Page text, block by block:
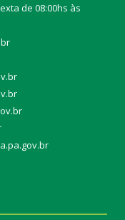
de 08:00hs às
r